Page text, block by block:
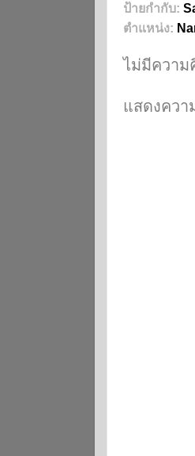
ป้ายกำกับ:
ตำแหน่ง:
ไม่มีความ
แสดงควา